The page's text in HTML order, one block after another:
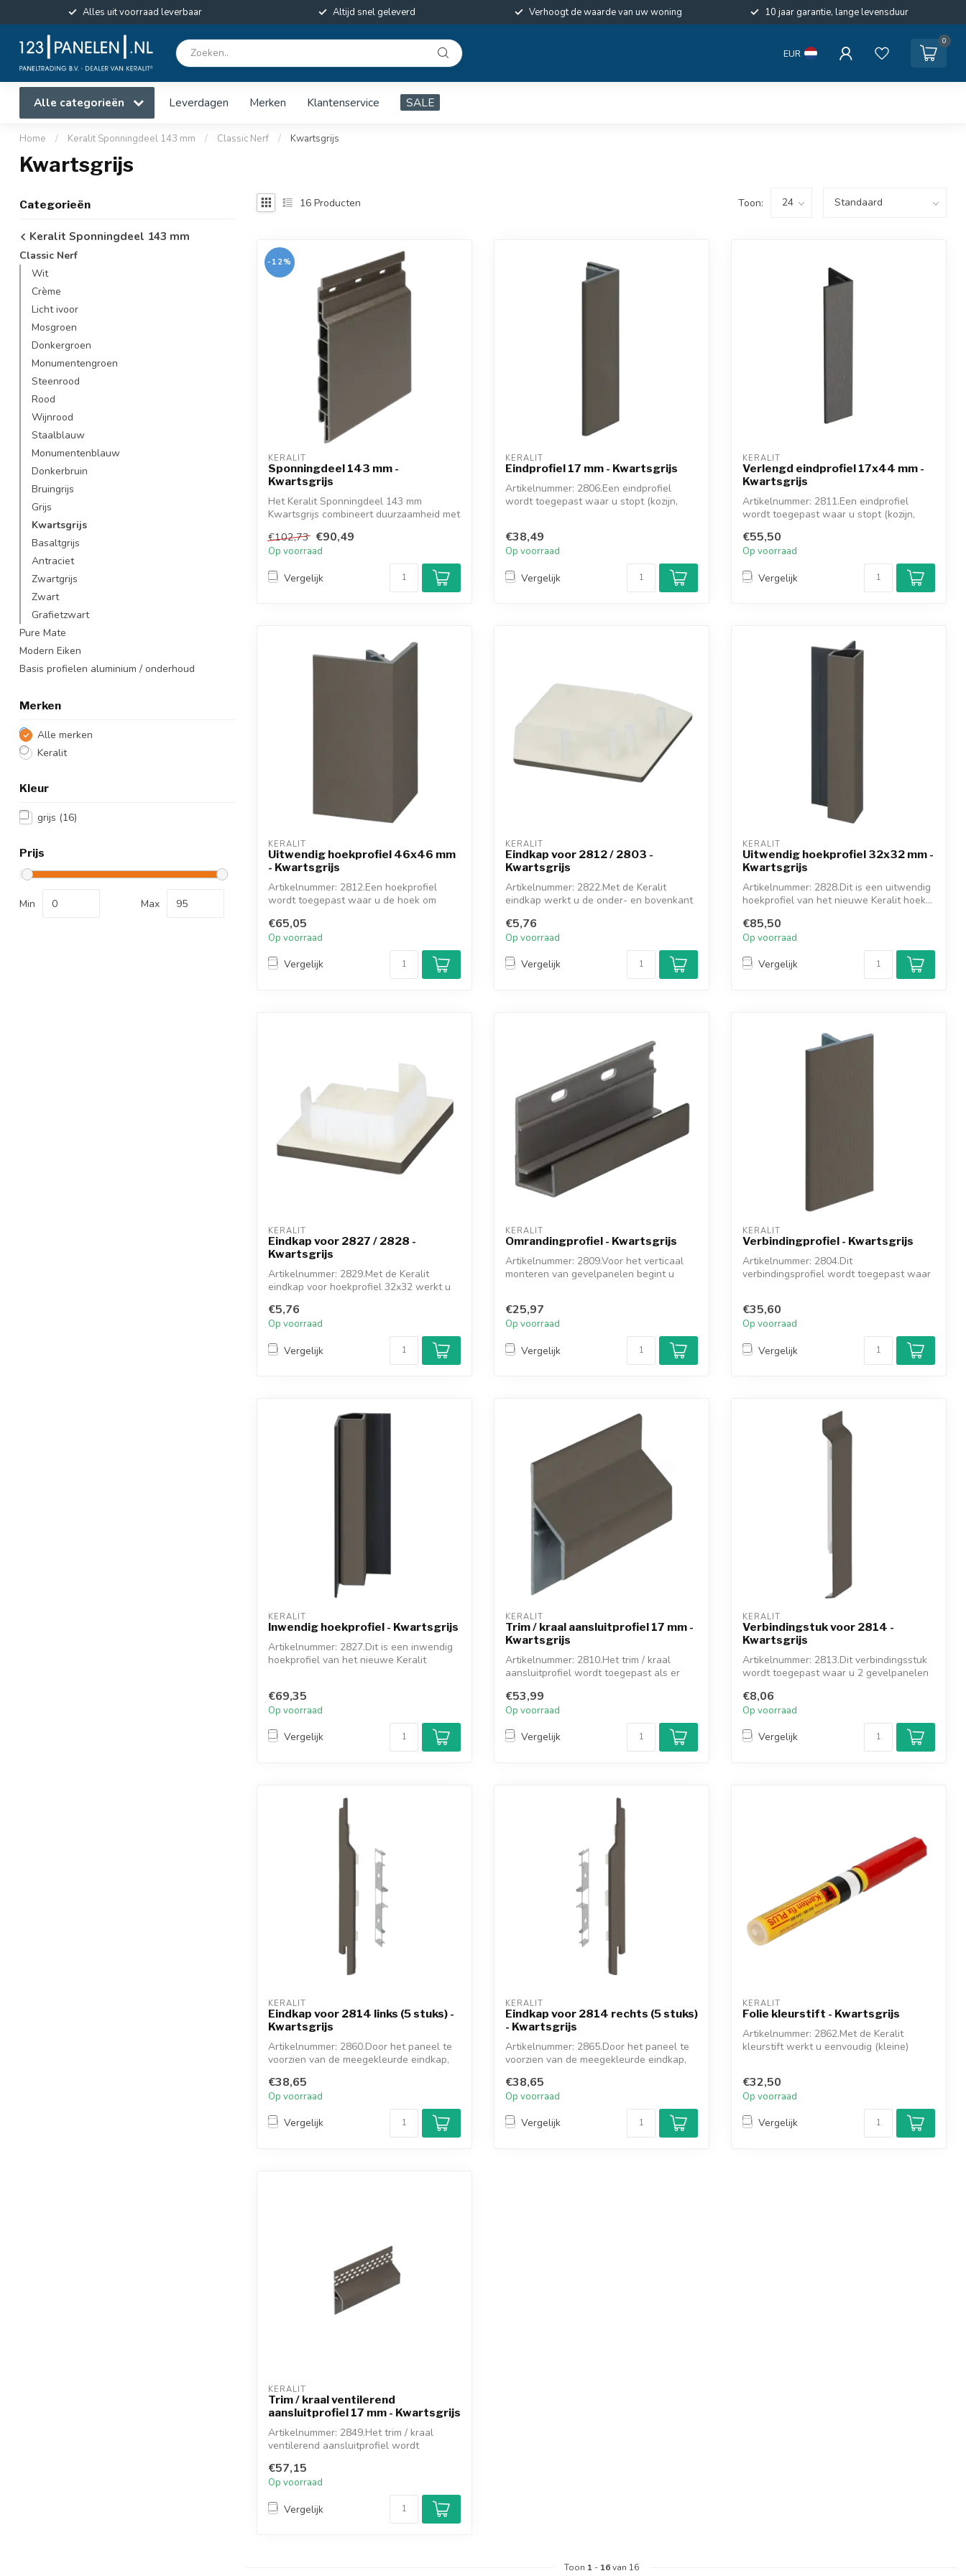
Alles uit voorraad leverbaar Altijd snel geleverd Verhoogt de waarde van uw woning 10 jaar garantie, lange levensduur
EUR
0
Alle categorieën Leverdagen Merken Klantenservice SALE
Home / Keralit Sponningdeel 143 mm / Classic Nerf / Kwartsgrijs
Kwartsgrijs
Categorieën
Keralit Sponningdeel 143 mm
Classic Nerf
Wit
Crème
Licht ivoor
Mosgroen
Donkergroen
Monumentengroen
Steenrood
Rood
Wijnrood
Staalblauw
Monumentenblauw
Donkerbruin
Bruingrijs
Grijs
Kwartsgrijs
Basaltgrijs
Antraciet
Zwartgrijs
Zwart
Grafietzwart
Pure Mate
Modern Eiken
Basis profielen aluminium / onderhoud
Merken
Alle merken
Keralit
Kleur
grijs (16)
Prijs
Min Max
16 Producten Toon:
-12%
KERALIT
Sponningdeel 143 mm -
Kwartsgrijs
Het Keralit Sponningdeel 143 mm
Kwartsgrijs combineert duurzaamheid met
€102,73 €90,49
Op voorraad
Vergelijk
KERALIT
Eindprofiel 17 mm - Kwartsgrijs
Artikelnummer: 2806.Een eindprofiel
wordt toegepast waar u stopt (kozijn,
€38,49
Op voorraad
Vergelijk
KERALIT
Verlengd eindprofiel 17x44 mm -
Kwartsgrijs
Artikelnummer: 2811.Een eindprofiel
wordt toegepast waar u stopt (kozijn,
€55,50
Op voorraad
Vergelijk
KERALIT
Uitwendig hoekprofiel 46x46 mm
- Kwartsgrijs
Artikelnummer: 2812.Een hoekprofiel
wordt toegepast waar u de hoek om
€65,05
Op voorraad
Vergelijk
KERALIT
Eindkap voor 2812 / 2803 -
Kwartsgrijs
Artikelnummer: 2822.Met de Keralit
eindkap werkt u de onder- en bovenkant
€5,76
Op voorraad
Vergelijk
KERALIT
Uitwendig hoekprofiel 32x32 mm -
Kwartsgrijs
Artikelnummer: 2828.Dit is een uitwendig
hoekprofiel van het nieuwe Keralit hoek...
€85,50
Op voorraad
Vergelijk
KERALIT
Eindkap voor 2827 / 2828 -
Kwartsgrijs
Artikelnummer: 2829.Met de Keralit
eindkap voor hoekprofiel 32x32 werkt u
€5,76
Op voorraad
Vergelijk
KERALIT
Omrandingprofiel - Kwartsgrijs
Artikelnummer: 2809.Voor het verticaal
monteren van gevelpanelen begint u
€25,97
Op voorraad
Vergelijk
KERALIT
Verbindingprofiel - Kwartsgrijs
Artikelnummer: 2804.Dit
verbindingsprofiel wordt toegepast waar
€35,60
Op voorraad
Vergelijk
KERALIT
Inwendig hoekprofiel - Kwartsgrijs
Artikelnummer: 2827.Dit is een inwendig
hoekprofiel van het nieuwe Keralit
€69,35
Op voorraad
Vergelijk
KERALIT
Trim / kraal aansluitprofiel 17 mm -
Kwartsgrijs
Artikelnummer: 2810.Het trim / kraal
aansluitprofiel wordt toegepast als er
€53,99
Op voorraad
Vergelijk
KERALIT
Verbindingstuk voor 2814 -
Kwartsgrijs
Artikelnummer: 2813.Dit verbindingsstuk
wordt toegepast waar u 2 gevelpanelen
€8,06
Op voorraad
Vergelijk
KERALIT
Eindkap voor 2814 links (5 stuks) -
Kwartsgrijs
Artikelnummer: 2860.Door het paneel te
voorzien van de meegekleurde eindkap,
€38,65
Op voorraad
Vergelijk
KERALIT
Eindkap voor 2814 rechts (5 stuks)
- Kwartsgrijs
Artikelnummer: 2865.Door het paneel te
voorzien van de meegekleurde eindkap,
€38,65
Op voorraad
Vergelijk
KERALIT
Folie kleurstift - Kwartsgrijs
Artikelnummer: 2862.Met de Keralit
kleurstift werkt u eenvoudig (kleine)
€32,50
Op voorraad
Vergelijk
KERALIT
Trim / kraal ventilerend
aansluitprofiel 17 mm - Kwartsgrijs
Artikelnummer: 2849.Het trim / kraal
ventilerend aansluitprofiel wordt
€57,15
Op voorraad
Vergelijk
Toon 1 - 16van 16